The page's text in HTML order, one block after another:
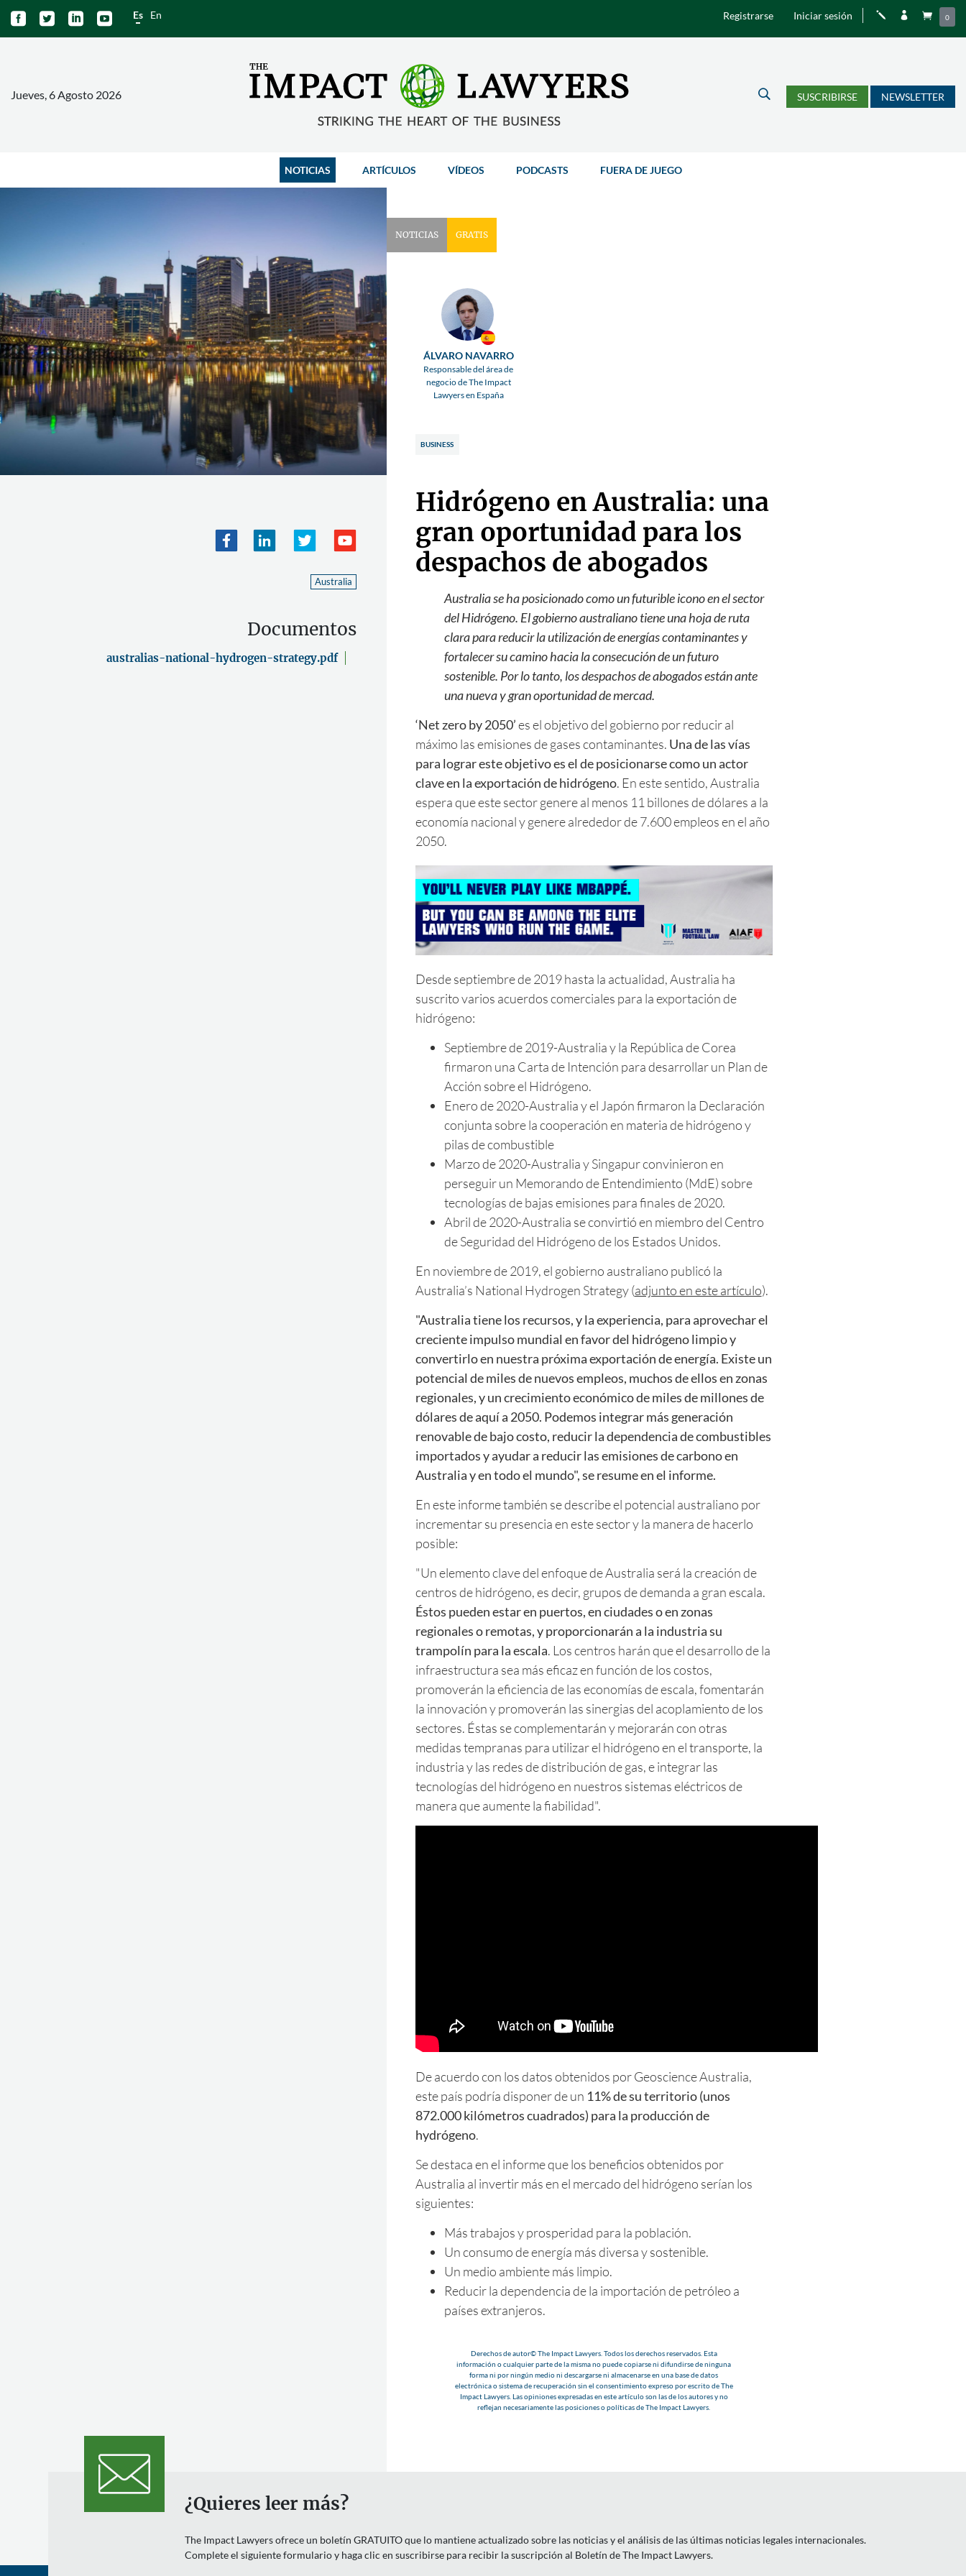
    Es En Registrarse Iniciar sesión j   0
Jueves, 6 Agosto 2026 U SUSCRIBIRSE NEWSLETTER
NOTICIAS ARTÍCULOS VÍDEOS PODCASTS FUERA DE JUEGO
Australia
Documentos
australias-national-hydrogen-strategy.pdf
NOTICIAS GRATIS
ÁLVARO NAVARRO
Responsable del área de
negocio de The Impact
Lawyers en España
BUSINESS
Hidrógeno en Australia: una
gran oportunidad para los
despachos de abogados
Australia se ha posicionado como un futurible icono en el sector
del Hidrógeno. El gobierno australiano tiene una hoja de ruta
clara para reducir la utilización de energías contaminantes y
fortalecer su camino hacia la consecución de un futuro
sostenible. Por lo tanto, los despachos de abogados están ante
una nueva y gran oportunidad de mercad.
‘Net zero by 2050’es el objetivo del gobierno por reducir al
máximo las emisiones de gases contaminantes. Una de las vías
para lograr este objetivo es el de posicionarse como un actor
clave en la exportación de hidrógeno. En este sentido, Australia
espera que este sector genere al menos 11 billones de dólares a la
economía nacional y genere alrededor de 7.600 empleos en el año
2050.
Desde septiembre de 2019 hasta la actualidad, Australia ha
suscrito varios acuerdos comerciales para la exportación de
hidrógeno:
Septiembre de 2019-Australia y la República de Corea
firmaron una Carta de Intención para desarrollar un Plan de
Acción sobre el Hidrógeno.
Enero de 2020-Australia y el Japón firmaron la Declaración
conjunta sobre la cooperación en materia de hidrógeno y
pilas de combustible
Marzo de 2020-Australia y Singapur convinieron en
perseguir un Memorando de Entendimiento (MdE) sobre
tecnologías de bajas emisiones para finales de 2020.
Abril de 2020-Australia se convirtió en miembro del Centro
de Seguridad del Hidrógeno de los Estados Unidos.
En noviembre de 2019, el gobierno australiano publicó la
Australia’s National Hydrogen Strategy (adjunto en este artículo).
"Australia tiene los recursos, y la experiencia, para aprovechar el
creciente impulso mundial en favor del hidrógeno limpio y
convertirlo en nuestra próxima exportación de energía. Existe un
potencial de miles de nuevos empleos, muchos de ellos en zonas
regionales, y un crecimiento económico de miles de millones de
dólares de aquí a 2050. Podemos integrar más generación
renovable de bajo costo, reducir la dependencia de combustibles
importados y ayudar a reducir las emisiones de carbono en
Australia y en todo el mundo", se resume en el informe.
En este informe también se describe el potencial australiano por
incrementar su presencia en este sector y la manera de hacerlo
posible:
"Un elemento clave del enfoque de Australia será la creación de
centros de hidrógeno, es decir, grupos de demanda a gran escala.
Éstos pueden estar en puertos, en ciudades o en zonas
regionales o remotas, y proporcionarán a la industria su
trampolín para la escala. Los centros harán que el desarrollo de la
infraestructura sea más eficaz en función de los costos,
promoverán la eficiencia de las economías de escala, fomentarán
la innovación y promoverán las sinergias del acoplamiento de los
sectores. Éstas se complementarán y mejorarán con otras
medidas tempranas para utilizar el hidrógeno en el transporte, la
industria y las redes de distribución de gas, e integrar las
tecnologías del hidrógeno en nuestros sistemas eléctricos de
manera que aumente la fiabilidad".
De acuerdo con los datos obtenidos por Geoscience Australia,
este país podría disponer de un 11% de su territorio (unos
872.000 kilómetros cuadrados) para la producción de
hydrógeno.
Se destaca en el informe que los beneficios obtenidos por
Australia al invertir más en el mercado del hidrógeno serían los
siguientes:
Más trabajos y prosperidad para la población.
Un consumo de energía más diversa y sostenible.
Un medio ambiente más limpio.
Reducir la dependencia de la importación de petróleo a
países extranjeros.
Derechos de autor© The Impact Lawyers. Todos los derechos reservados. Esta
información o cualquier parte de la misma no puede copiarse ni difundirse de ninguna
forma ni por ningún medio ni descargarse ni almacenarse en una base de datos
electrónica o sistema de recuperación sin el consentimiento expreso por escrito de The
Impact Lawyers. Las opiniones expresadas en este artículo son las de los autores y no
reflejan necesariamente las posiciones o políticas de The Impact Lawyers.
¿Quieres leer más?
The Impact Lawyers ofrece un boletín GRATUITO que lo mantiene actualizado sobre las noticias y el análisis de las últimas noticias legales internacionales.
Complete el siguiente formulario y haga clic en suscribirse para recibir la suscripción al Boletín de The Impact Lawyers.